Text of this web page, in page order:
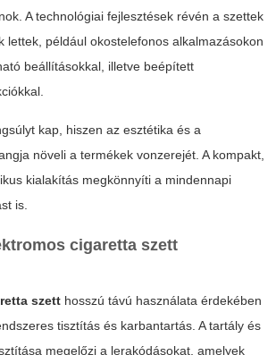
A technológiai fejlesztések révén a szettek
lettek, például okostelefonos alkalmazásokon
beállításokkal, illetve beépített
kap, hiszen az esztétika és a
növeli a termékek vonzerejét. A kompakt,
kialakítás megkönnyíti a mindennapi
is.
cigaretta szett
szett hosszú távú használata érdekében
tisztítás és karbantartás. A tartály és
megelőzi a lerakódásokat, amelyek